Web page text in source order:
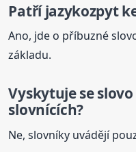
Patří jazykozpyt
Ano, jde o příbuzné
základu.
Vyskytuje se
slovnících?
Ne, slovníky uvádějí